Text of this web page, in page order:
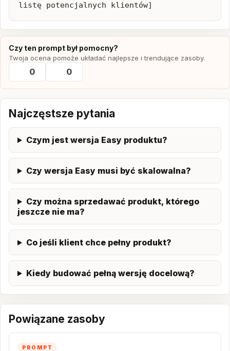
listę potencjalnych klientów]
Czy ten prompt był pomocny?
Twoja ocena pomoże układać najlepsze i trendujące zasoby.
0 0
Najczęstsze pytania
Czym jest wersja Easy produktu?
Czy wersja Easy musi być skalowalna?
Czy można sprzedawać produkt, którego
jeszcze nie ma?
Co jeśli klient chce pełny produkt?
Kiedy budować pełną wersję docelową?
Powiązane zasoby
PROMPT